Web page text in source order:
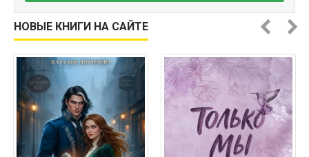
НОВЫЕ КНИГИ НА САЙТЕ